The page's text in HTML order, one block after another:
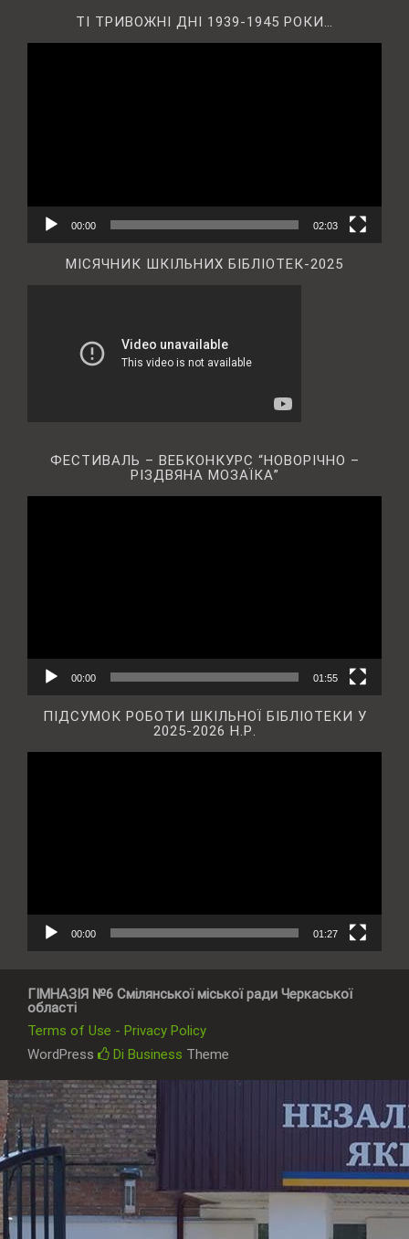
ТІ ТРИВОЖНІ ДНІ 1939-1945 РОКИ…
00:00 02:03
МІСЯЧНИК ШКІЛЬНИХ БІБЛІОТЕК-2025
ФЕСТИВАЛЬ – ВЕБКОНКУРС “НОВОРІЧНО –
РІЗДВЯНА МОЗАЇКА”
00:00 01:55
ПІДСУМОК РОБОТИ ШКІЛЬНОЇ БІБЛІОТЕКИ У
2025-2026 Н.Р.
00:00 01:27
ГІМНАЗІЯ №6 Смілянської міської ради Черкаської
області
Terms of Use - Privacy Policy
WordPress
Di Business Theme